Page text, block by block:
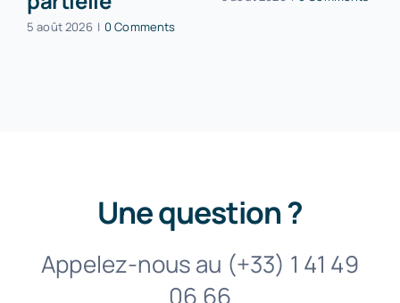
5 août 2026 | 0 Comments
Une question ?
Appelez-nous au (+33) 1 41 49
06 66